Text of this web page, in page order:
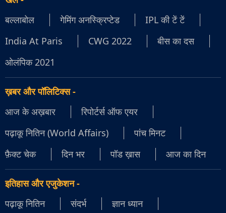
बल्लाबोल
गेमिंग अनस्क्रिप्टेड
IPL की टें टें
India At Paris
CWG 2022
बीस का दस
ओलंपिक 2021
ख़बर और पॉलिटिक्स-
आज के अख़बार
रिपोर्टर्स ऑफ एयर
पढ़ाकू नितिन (World Affairs)
पांच मिनट
फ़ैक्ट चेक
दिन भर पॉड ख़ास आज का दिन
इतिहास और एजुकेशन-
पढ़ाकू नितिन
संदर्भ
ज्ञान ध्यान